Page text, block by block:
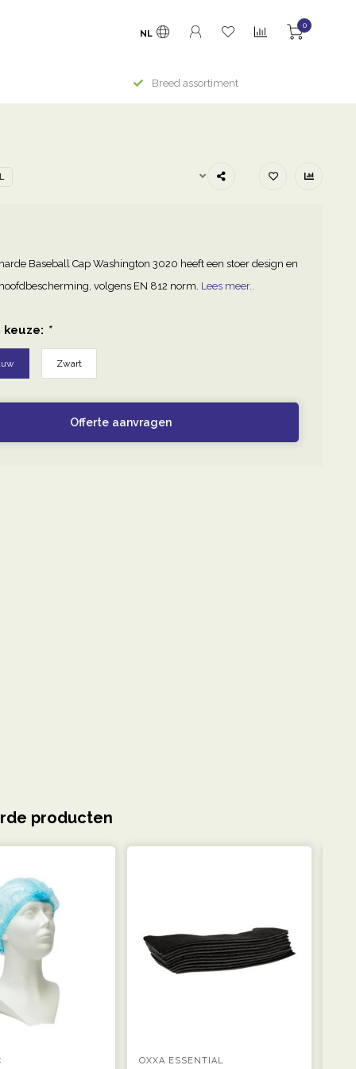
NL
0
Breed assortiment
Baseball Cap Washington 3020 heeft een stoer design en
volgens EN 812 norm. Lees meer..
keuze: *
Zwart
Offerte aanvragen
producten
OXXA ESSENTIAL